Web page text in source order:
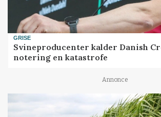
GRISE
Svineproducenter kalder Danish
notering en katastrofe
Annonce